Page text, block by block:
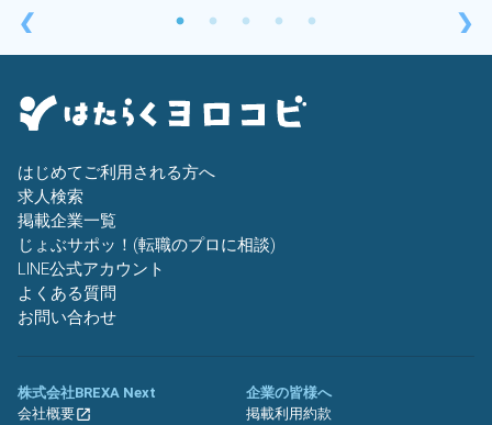
❮ ❯
はじめてご利用される方へ
求人検索
掲載企業一覧
じょぶサポッ！(転職のプロに相談)
LINE公式アカウント
よくある質問
お問い合わせ
株式会社BREXA Next
会社概要
企業の皆様へ
掲載利用約款